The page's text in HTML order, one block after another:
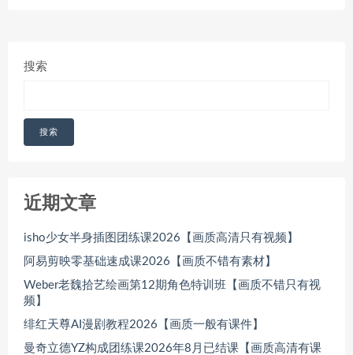
搜索
搜索
近期文章
isho少女半身插图团练课2026【画质高清只有视频】
阿易剪映零基础速成课2026【画质不错有素材】
Weber老魏拾艺绘画第12期角色特训班【画质不错只有视
频】
绯红天尊AI漫剧教程2026【画质一般有课件】
曼奇立德YZ构成团练课2026年8月已结课【画质高清有课